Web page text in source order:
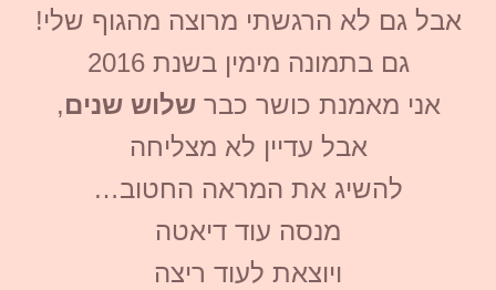
אבל גם לא הרגשתי מרוצה מהגוף שלי!
גם בתמונה מימין בשנת 2016
אני מאמנת כושר כברשלוש שנים,
אבל עדיין לא מצליחה
להשיג את המראה החטוב…
מנסה עוד דיאטה
ויוצאת לעוד ריצה